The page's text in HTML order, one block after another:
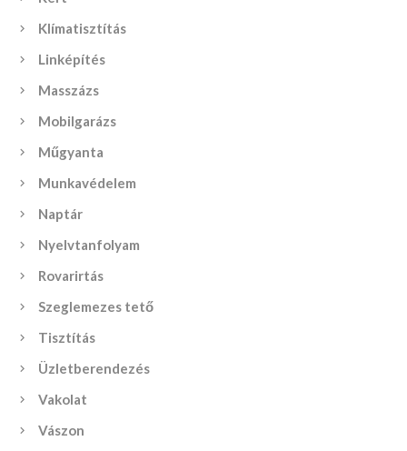
Klímatisztítás
Linképítés
Masszázs
Mobilgarázs
Műgyanta
Munkavédelem
Naptár
Nyelvtanfolyam
Rovarirtás
Szeglemezes tető
Tisztítás
Üzletberendezés
Vakolat
Vászon